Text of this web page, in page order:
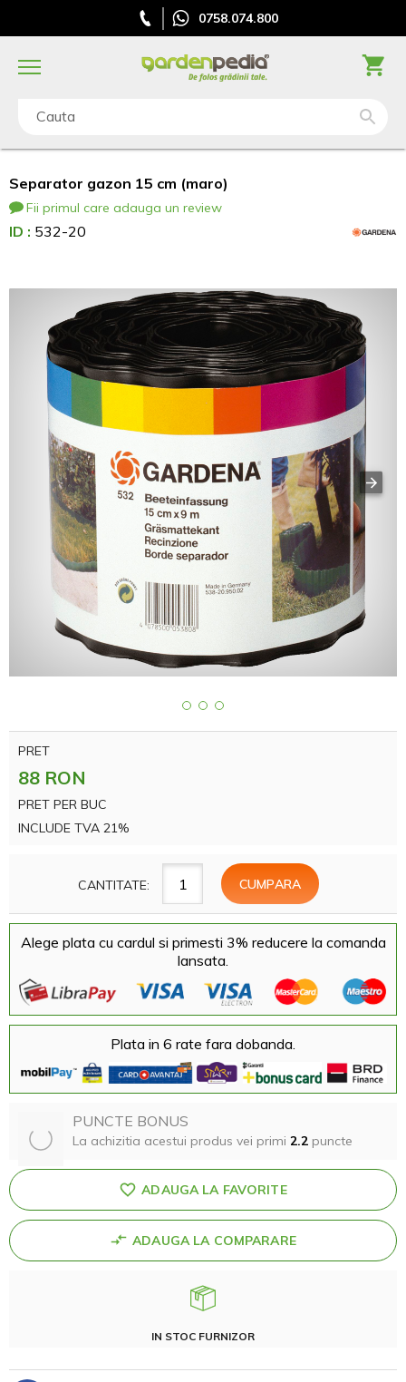
0758.074.800
Cauta
Separator gazon 15 cm (maro)
Fii primul care adauga un review
ID : 532-20
PRET
88 RON
PRET PER BUC
INCLUDE TVA 21%
CANTITATE:
Alege plata cu cardul si primesti 3% reducere la comanda
lansata.
Plata in 6 rate fara dobanda.
PUNCTE BONUS
La achizitia acestui produs vei primi 2.2 puncte
ADAUGA LA FAVORITE
ADAUGA LA COMPARARE
IN STOC FURNIZOR